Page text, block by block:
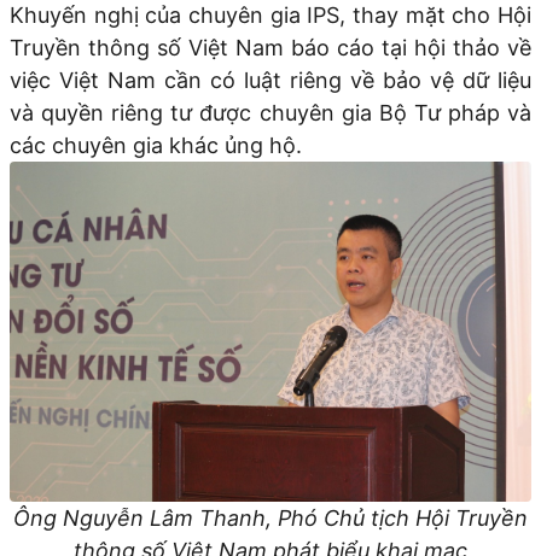
Khuyến nghị của chuyên gia IPS, thay mặt cho Hội
Truyền thông số Việt Nam báo cáo tại hội thảo về
việc Việt Nam cần có luật riêng về bảo vệ dữ liệu
và quyền riêng tư được chuyên gia Bộ Tư pháp và
các chuyên gia khác ủng hộ.
Ông Nguyễn Lâm Thanh, Phó Chủ tịch Hội Truyền
thông số Việt Nam phát biểu khai mạc